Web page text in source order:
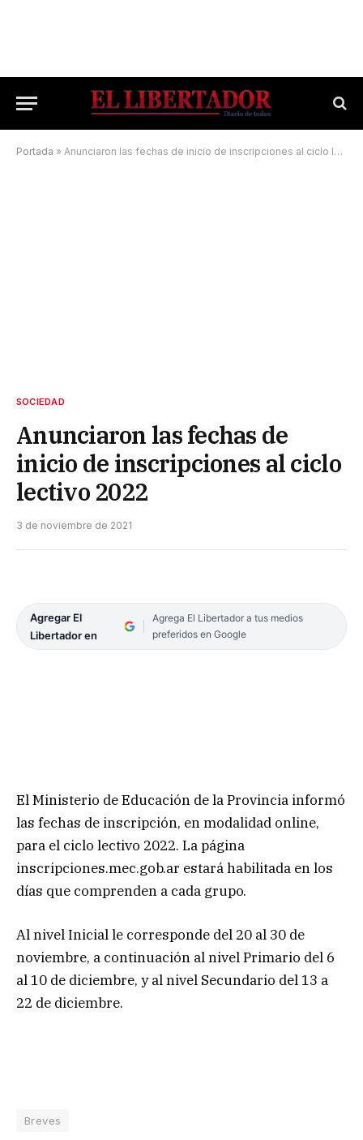
Portada » Anunciaron las fechas de inicio de inscripciones al ciclo lectivo 2022
SOCIEDAD
Anunciaron las fechas de
inicio de inscripciones al ciclo
lectivo 2022
3 de noviembre de 2021
Agregar El
Libertador en
Agrega El Libertador a tus medios
preferidos en Google
El Ministerio de Educación de la Provincia informó
las fechas de inscripción, en modalidad online,
para el ciclo lectivo 2022. La página
inscripciones.mec.gob.ar estará habilitada en los
días que comprenden a cada grupo.
Al nivel Inicial le corresponde del 20 al 30 de
noviembre, a continuación al nivel Primario del 6
al 10 de diciembre, y al nivel Secundario del 13 a
22 de diciembre.
Breves